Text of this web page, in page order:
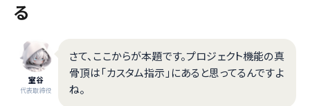
る
室谷
代表取締役
さて、ここからが本題です。プロジェクト機能の真
骨頂は「カスタム指示」にあると思ってるんですよ
ね。